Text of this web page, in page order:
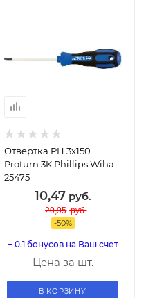
Отвертка PH 3x150
Proturn 3K Phillips Wiha
25475
10,47руб.
20,95 руб.
-50%
+ 0.1 бонусов на Ваш счет
Цена за шт.
В КОРЗИНУ